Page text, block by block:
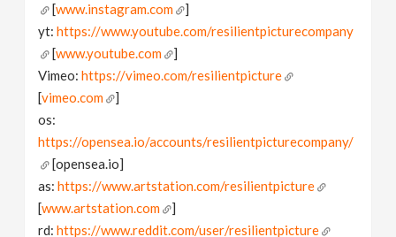
[www.instagram.com
]
yt:https://www.youtube.com/resilientpicturecompany
[www.youtube.com
]
Vimeo:https://vimeo.com/resilientpicture
[vimeo.com
]
os:
https://opensea.io/accounts/resilientpicturecompany/
[opensea.io]
as:https://www.artstation.com/resilientpicture
[www.artstation.com
]
rd:https://www.reddit.com/user/resilientpicture